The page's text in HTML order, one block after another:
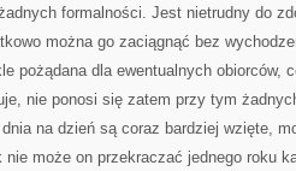
formalności. Jest nietrudny do
można go zaciągnąć bez
pożądana dla ewentualnych obiorców,
nie ponosi się zatem przy tym
na dzień są coraz bardziej wzięte,
może on przekraczać jednego roku